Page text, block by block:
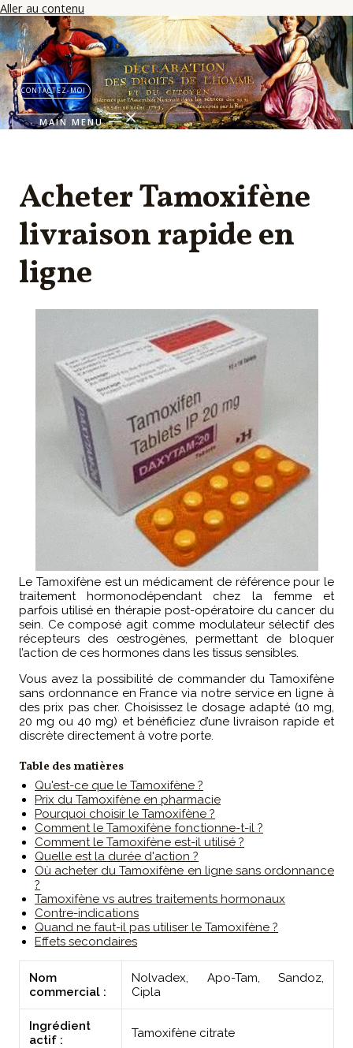
Aller au contenu
CONTACTEZ-MOI
MAIN MENU
Acheter Tamoxifène
livraison rapide en
ligne
Le Tamoxifène est un médicament de référence pour le
traitement hormonodépendant chez la femme et
parfois utilisé en thérapie post-opératoire du cancer du
sein. Ce composé agit comme modulateur sélectif des
récepteurs des œstrogènes, permettant de bloquer
l’action de ces hormones dans les tissus sensibles.
Vous avez la possibilité de commander du Tamoxifène
sans ordonnance en France via notre service en ligne à
des prix pas cher. Choisissez le dosage adapté (10 mg,
20 mg ou 40 mg) et bénéficiez d’une livraison rapide et
discrète directement à votre porte.
Table des matières
Qu'est-ce que le Tamoxifène ?
Prix du Tamoxifène en pharmacie
Pourquoi choisir le Tamoxifène ?
Comment le Tamoxifène fonctionne-t-il ?
Comment le Tamoxifène est-il utilisé ?
Quelle est la durée d'action ?
Où acheter du Tamoxifène en ligne sans ordonnance
?
Tamoxifène vs autres traitements hormonaux
Contre-indications
Quand ne faut-il pas utiliser le Tamoxifène ?
Effets secondaires
Nom
commercial :
Nolvadex, Apo-Tam, Sandoz,
Cipla
Ingrédient
actif :
Tamoxifène citrate